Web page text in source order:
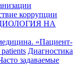
коррупции
НА
«Пациент-
Диагностика
задаваемые